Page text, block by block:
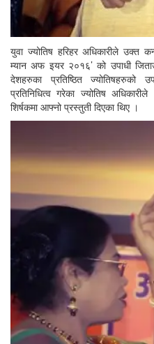
युवा ज्योतिष हरिहर अधिकारीले उक्त
म्यान अफ इयर २०१६’ को उपाधी
देशहरुका प्रतिष्ठित ज्योतिषहरुको
प्रतिनिधित्व गरेका ज्योतिष
शिर्षकमा आफ्नो प्रस्तुती दिएका थिए ।